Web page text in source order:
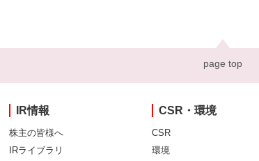
page top
IR情報
株主の皆様へ
IRライブラリ
CSR・環境
CSR
環境